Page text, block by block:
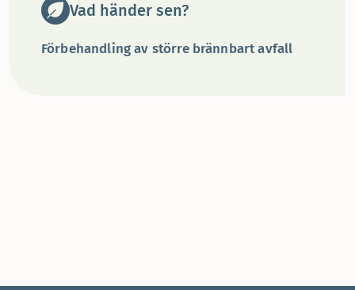
Vad händer sen?
Förbehandling av större brännbart avfall